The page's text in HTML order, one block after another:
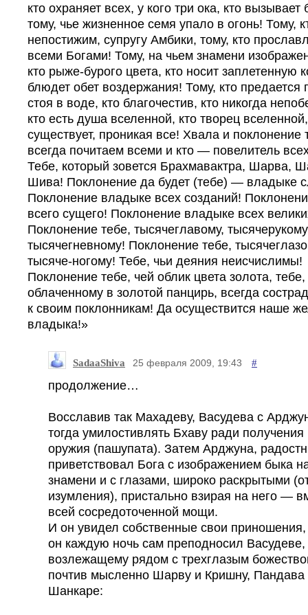
кто охраняет всех, у кого три ока, кто вызывает
тому, чье жизненное семя упало в огонь! Тому,
непостижим, супругу Амбики, тому, кто
всеми Богами! Тому, на чьем знамени
кто рыже-бурого цвета, кто носит заплетенную
блюдет обет воздержания! Тому, кто предается
стоя в воде, кто благочестив, кто никогда
кто есть душа вселенной, кто творец
существует, проникая все! Хвала и поклонение
всегда почитаем всеми и кто — повелитель
Тебе, который зовется Брахмавактра, Шарва,
Шива! Поклонение да будет (тебе) — владыке
Поклонение владыке всех созданий!
всего сущего! Поклонение владыке всех
Поклонение тебе, тысячеглавому,
тысячегневному! Поклонение тебе,
тысяче-ногому! Тебе, чьи деяния неисчислимы!
Поклонение тебе, чей облик цвета золота, тебе,
облаченному в золотой панцирь, всегда
к своим поклонникам! Да осуществится наше
владыка!»
SadaaShiva 25 февраля 2009, 19:43 #
продолжение…
Восславив так Махадеву, Васудева с
тогда умилостивлять Бхаву ради получения
оружия (пашупата). Затем Арджуна,
приветствовал Бога с изображением быка
знамени и с глазами, широко раскрытыми
изумления), пристально взирая на него —
всей сосредоточенной мощи.
И он увидел собственные свои
он каждую ночь сам преподносил Васудеве,
возлежащему рядом с трехглазым
почтив мысленно Шарву и Кришну, Пандава
Шанкаре: